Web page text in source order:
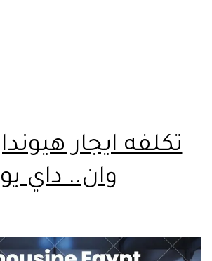
تكلفه ايجار
وان.. داي